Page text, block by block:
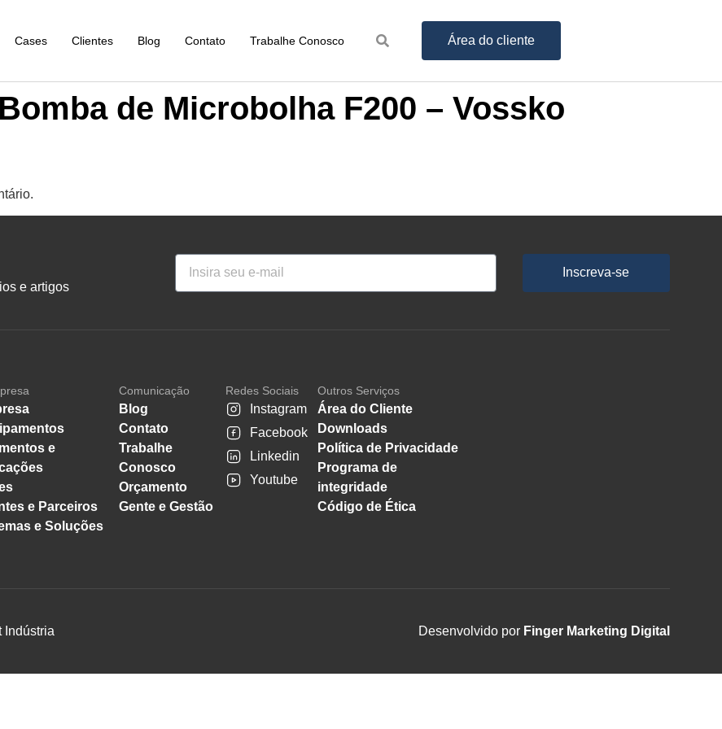
Cases Clientes Blog Contato Trabalhe Conosco Área do cliente
de Microbolha F200 – Vossko
e artigos
Inscreva-se
e
e Parceiros
e Soluções
Comunicação
Blog
Contato
Trabalhe
Conosco
Orçamento
Gente e Gestão
Redes Sociais
Instagram
Facebook
Linkedin
Youtube
Outros Serviços
Área do Cliente
Downloads
Política de Privacidade
Programa de
integridade
Código de Ética
Indústria Desenvolvido por Finger Marketing Digital